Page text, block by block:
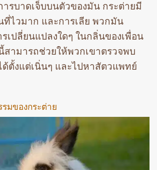
รบาดเจ็บบนตัวของมัน กระต่ายมี
ที่ไวมาก และการเลีย พวกมัน
เปลี่ยนแปลงใดๆ ในกลิ่นของเพื่อน
สามารถช่วยให้พวกเขาตรวจพบ
ตั้งแต่เนิ่นๆ และไปหาสัตวแพทย์
มของกระต่าย